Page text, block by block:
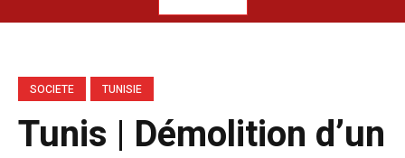
SOCIETE TUNISIE
Tunis | Démolition d’un